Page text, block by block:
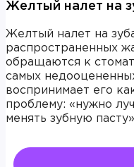
Желтый налет на
Желтый налет на
распространенных
обращаются к
самых
воспринимает его
проблему: «нужно
менять зубную